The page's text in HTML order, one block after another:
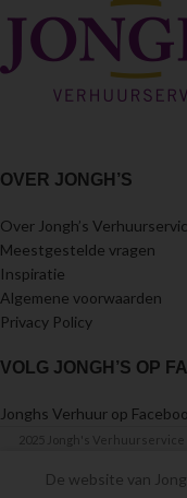
OVER JONGH’S
Over Jongh’s
Meestgestelde vragen
Inspiratie
Algemene voorwaarden
Privacy Policy
VOLG JONGH’S OP
Jonghs Verhuur op
2025 Jongh's
De website van